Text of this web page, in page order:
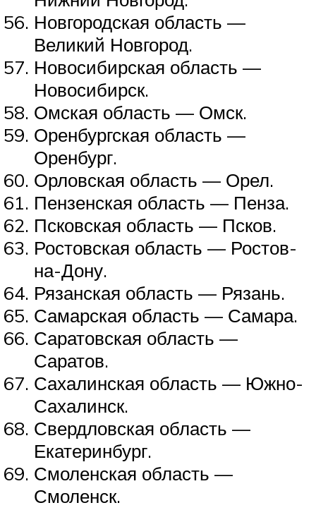
Новгородская область —
Великий Новгород.
Новосибирская область —
Новосибирск.
Омская область — Омск.
Оренбургская область —
Оренбург.
Орловская область — Орел.
Пензенская область — Пенза.
Псковская область — Псков.
Ростовская область — Ростов-
на-Дону.
Рязанская область — Рязань.
Самарская область — Самара.
Саратовская область —
Саратов.
Сахалинская область — Южно-
Сахалинск.
Свердловская область —
Екатеринбург.
Смоленская область —
Смоленск.